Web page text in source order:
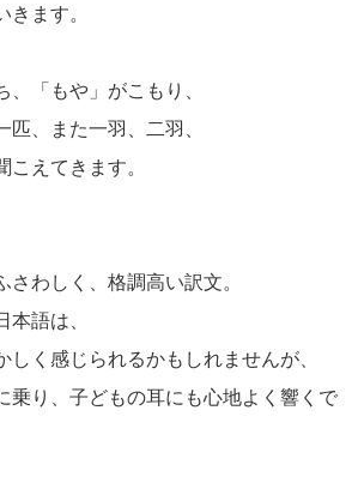
きます。
、「もや」がこもり、
匹、また一羽、二羽、
こえてきます。
さわしく、格調高い訳文。
本語は、
しく感じられるかもしれませんが、
乗り、子どもの耳にも心地よく響くで